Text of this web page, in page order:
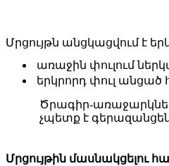
Մրցույթն անցկացվում է
առաջին փուլում
երկրորդ փուլ անցած
Ծրագիր-
չպետք է գերազանցեն
Մրցույթին մասնակցելու